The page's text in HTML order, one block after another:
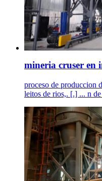
mineria cruser en
proceso de produccion
leitos de rios,. [.] ... n